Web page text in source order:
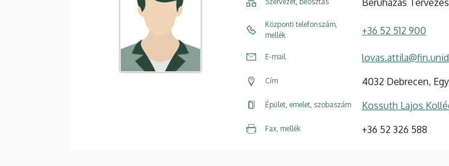
Beruházás
Központi telefonszám,
mellék
+36 52 512 900
E-mail
Cím 4032 Debrecen,
Épület, emelet, szobaszám Kossuth Lajos
Fax, mellék +36 52 326 588